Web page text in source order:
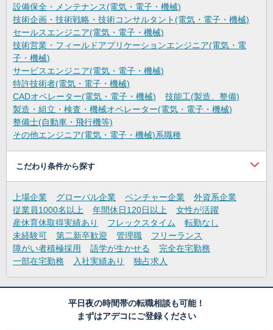
設備保全・メンテナンス(電気・電子・機械)
技術企画・技術戦略・技術コンサルタント(電気・電子・機械)
セールスエンジニア(電気・電子・機械)
技術営業・フィールドアプリケーションエンジニア(電気・電
子・機械)
サービスエンジニア(電気・電子・機械)
特許技術者(電気・電子・機械)
CADオペレーター(電気・電子・機械)
技能工(製造、整備)
製造・組立・検査・機械オペレーター(電気・電子・機械)
整備士(自動車・飛行機等)
その他エンジニア(電気・電子・機械)系職種
こだわり条件から探す
上場企業 グローバル企業 ベンチャー企業
外資系企業
従業員1000名以上
年間休日120日以上
女性が活躍
産休育休取得実績あり
フレックスタイム
転勤なし
未経験可
第二新卒歓迎 管理職
フリーランス
障がい者積極採用
語学が生かせる
完全在宅勤務
一部在宅勤務
入社実績あり 独占求人
平日夜の時間帯の転職相談も可能！
まずはアデコにご登録ください